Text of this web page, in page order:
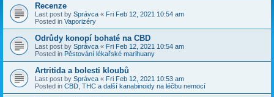
Recenze
Last post by Správca « Fri Feb 12, 2021 10:54 am
Posted in Vaporizéry
Odrůdy konopí bohaté na CBD
Last post by Správca « Fri Feb 12, 2021 10:54 am
Posted in Pěstování lékařské marihuany
Artritida a bolesti kloubů
Last post by Správca « Fri Feb 12, 2021 10:53 am
Posted in CBD, THC a další kanabinoidy na léčbu nemocí